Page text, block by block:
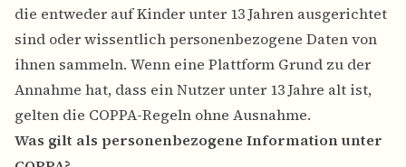
die entweder auf Kinder unter 13 Jahren ausgerichtet
sind oder wissentlich personenbezogene Daten von
ihnen sammeln. Wenn eine Plattform Grund zu der
Annahme hat, dass ein Nutzer unter 13 Jahre alt ist,
gelten die COPPA-Regeln ohne Ausnahme.
Was gilt als personenbezogene Information unter